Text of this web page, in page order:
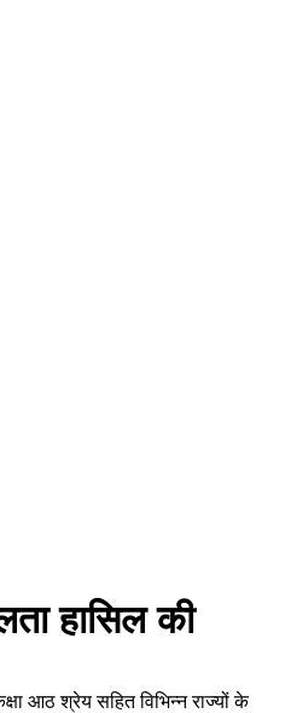
हासिल की
आठ श्रेय सहित विभिन्न राज्यों के